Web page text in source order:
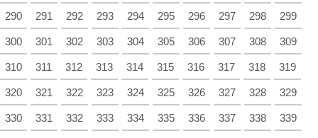
290 291 292 293 294 295 296 297 298 299
300 301 302 303 304 305 306 307 308 309
310 311 312 313 314 315 316 317 318 319
320 321 322 323 324 325 326 327 328 329
330 331 332 333 334 335 336 337 338 339